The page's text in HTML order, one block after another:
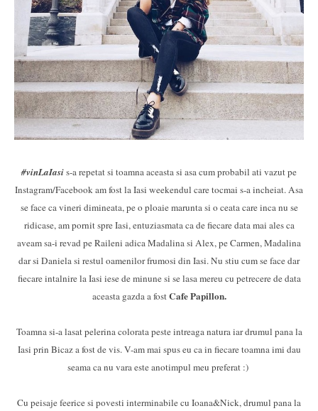
#vinLaIasis-a repetat si toamna aceasta si asa cum probabil ati vazut pe
Instagram/Facebook am fost la Iasi weekendul care tocmai s-a incheiat. Asa
se face ca vineri dimineata, pe o ploaie marunta si o ceata care inca nu se
ridicase, am pornit spre Iasi, entuziasmata ca de fiecare data mai ales ca
aveam sa-i revad pe Raileni adica Madalina si Alex, pe Carmen, Madalina
dar si Daniela si restul oamenilor frumosi din Iasi. Nu stiu cum se face dar
fiecare intalnire la Iasi iese de minune si se lasa mereu cu petrecere de data
aceasta gazda a fostCafe Papillon.
Toamna si-a lasat pelerina colorata peste intreaga natura iar drumul pana la
Iasi prin Bicaz a fost de vis. V-am mai spus eu ca in fiecare toamna imi dau
seama ca nu vara este anotimpul meu preferat :)
Cu peisaje feerice si povesti interminabile cu Ioana&Nick, drumul pana la